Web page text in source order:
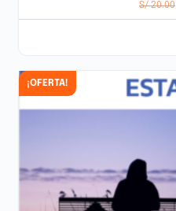
S/20.00
¡OFERTA!